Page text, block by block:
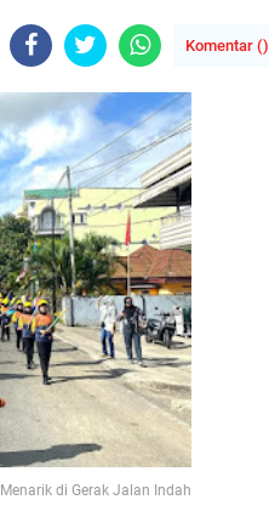
Komentar ()
di Gerak Jalan Indah